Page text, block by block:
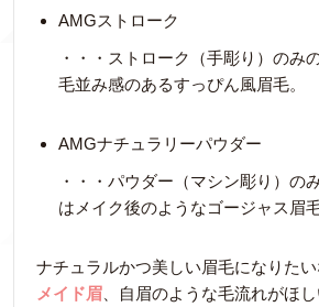
AMGストローク
・・・ストローク（手彫り）のみ
毛並み感のあるすっぴん風眉毛。
AMGナチュラリーパウダー
・・・パウダー（マシン彫り）の
はメイク後のようなゴージャス眉毛
ナチュラルかつ美しい眉毛になりたい
メイド眉 、自眉のような毛流れがほ